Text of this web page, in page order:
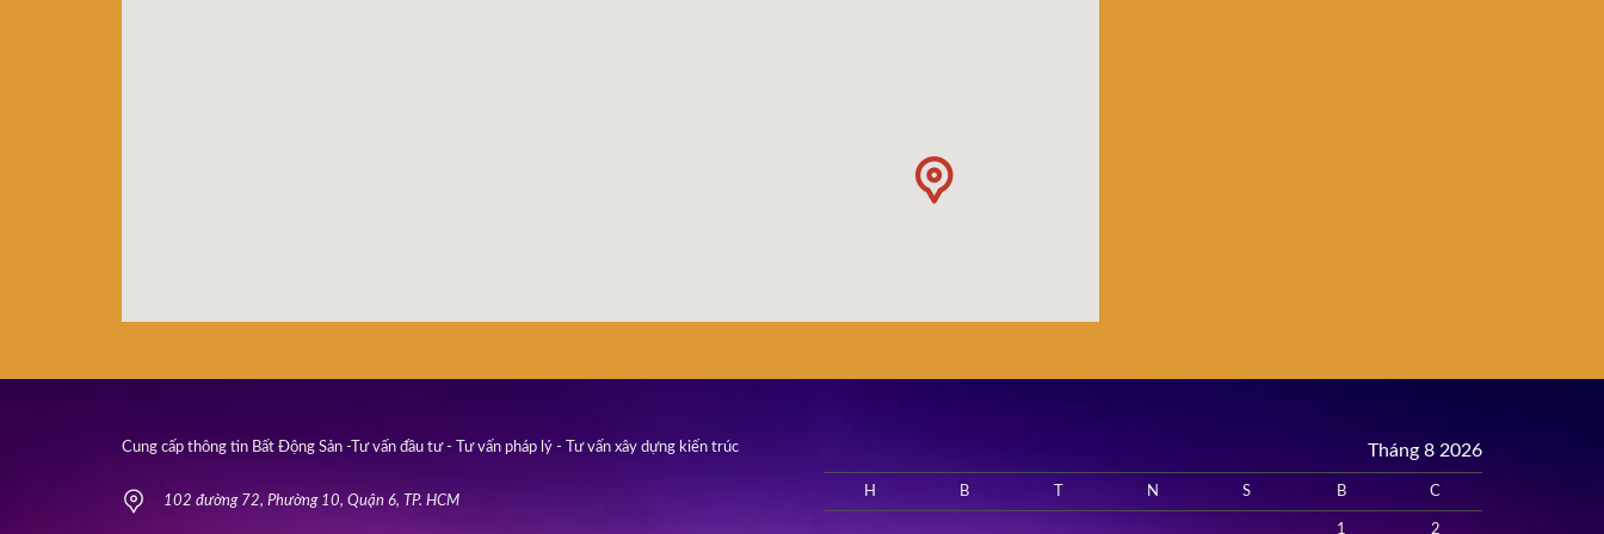
Cung cấp thông tin Bất Động Sản -Tư vấn đầu tư - Tư vấn pháp lý - Tư vấn xây dựng kiến trúc
102 đường 72, Phường 10, Quận 6, TP. HCM
Tháng 8 2026
H B N S B C
1 2